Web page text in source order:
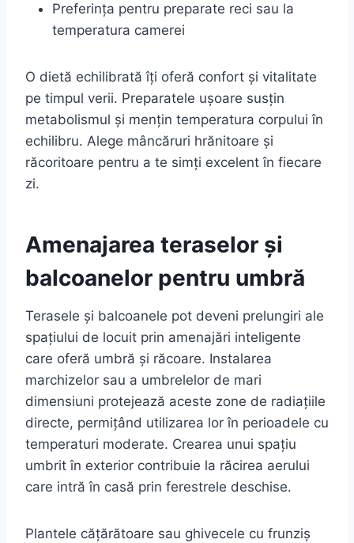
Preferința pentru preparate reci sau la
temperatura camerei
O dietă echilibrată îți oferă confort și vitalitate
pe timpul verii. Preparatele ușoare susțin
metabolismul și mențin temperatura corpului în
echilibru. Alege mâncăruri hrănitoare și
răcoritoare pentru a te simți excelent în fiecare
zi.
Amenajarea teraselor și
balcoanelor pentru umbră
Terasele și balcoanele pot deveni prelungiri ale
spațiului de locuit prin amenajări inteligente
care oferă umbră și răcoare. Instalarea
marchizelor sau a umbrelelor de mari
dimensiuni protejează aceste zone de radiațiile
directe, permițând utilizarea lor în perioadele cu
temperaturi moderate. Crearea unui spațiu
umbrit în exterior contribuie la răcirea aerului
care intră în casă prin ferestrele deschise.
Plantele cățărătoare sau ghivecele cu frunziș